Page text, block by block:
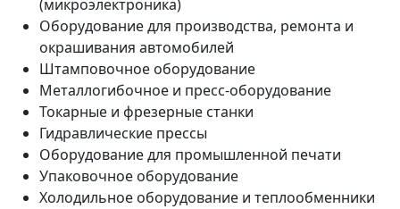
(микроэлектроника)
Оборудование для производства, ремонта и
окрашивания автомобилей
Штамповочное оборудование
Металлогибочное и пресс-оборудование
Токарные и фрезерные станки
Гидравлические прессы
Оборудование для промышленной печати
Упаковочное оборудование
Холодильное оборудование и теплообменники